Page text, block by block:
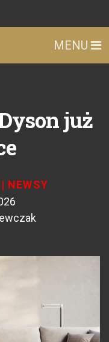
MENU
już
| NEWSY